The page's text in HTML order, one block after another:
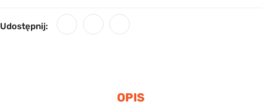
Udostępnij:
OPIS